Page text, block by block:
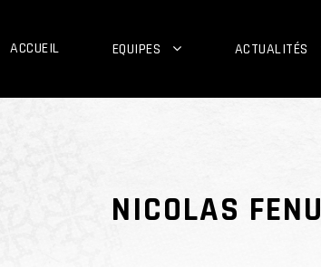
ACCUEIL EQUIPES ACTUALITÉS
NICOLAS